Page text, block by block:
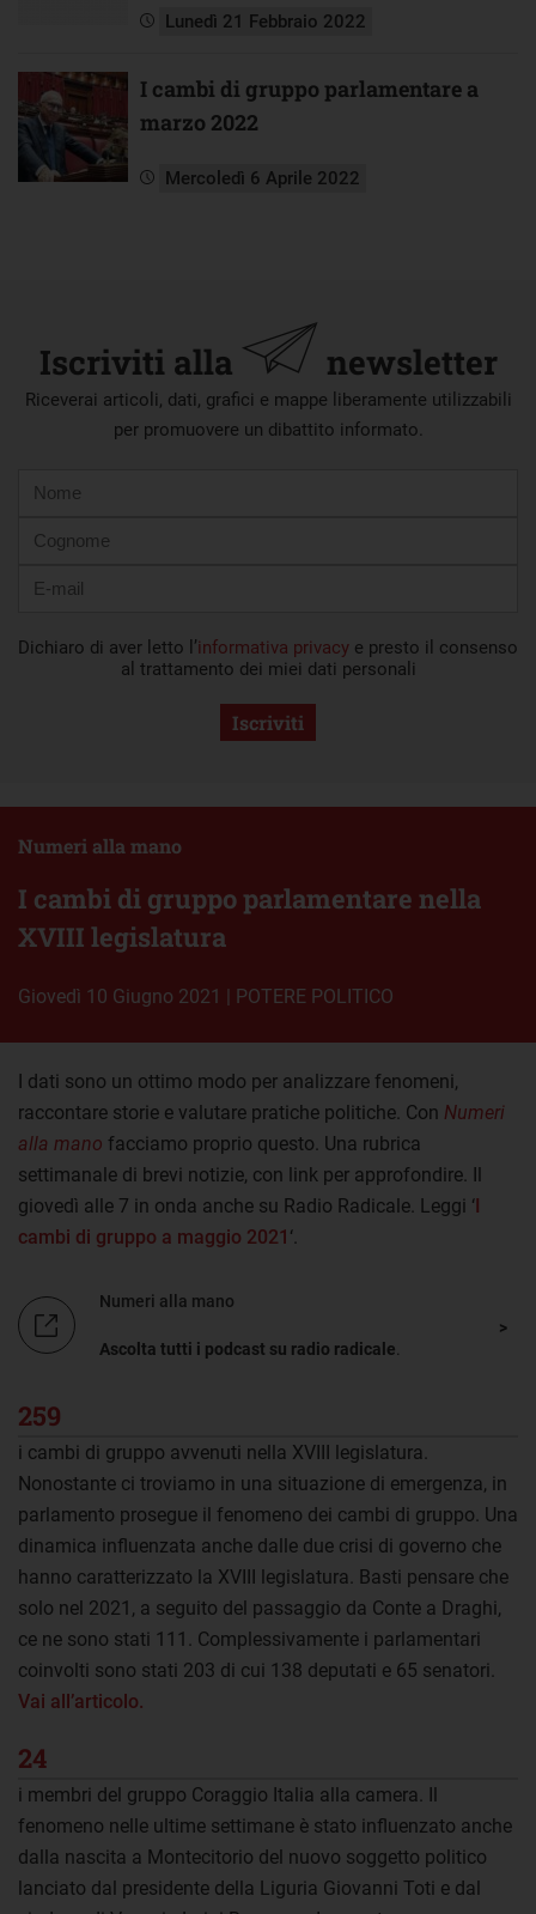
Lunedì 21 Febbraio 2022
I cambi di gruppo parlamentare a
marzo 2022
Mercoledì 6 Aprile 2022
Iscriviti alla newsletter
Riceverai articoli, dati, grafici e mappe liberamente utilizzabili
per promuovere un dibattito informato.
mail
Dichiaro di aver letto l’informativa privacy e presto il consenso
al trattamento dei miei dati personali
Iscriviti
I cambi di gruppo parlamentare nella
XVIII legislatura
Numeri alla mano
giovedì 10 Giugno 2021 | POTERE POLITICO
I dati sono un ottimo modo per analizzare fenomeni,
raccontare storie e valutare pratiche politiche. Con Numeri
alla mano facciamo proprio questo. Una rubrica
settimanale di brevi notizie, con link per approfondire. Il
giovedì alle 7 in onda anche su Radio Radicale. Leggi ‘I
cambi di gruppo a maggio 2021 ‘.
Numeri alla mano
Ascolta tutti i podcast su radio radicale
259
i cambi di gruppo avvenuti nella XVIII legislatura.
Nonostante ci troviamo in una situazione di emergenza, in
parlamento prosegue il fenomeno dei cambi di gruppo. Una
dinamica influenzata anche dalle due crisi di governo che
hanno caratterizzato la XVIII legislatura. Basti pensare che
solo nel 2021, a seguito del passaggio da Conte a Draghi,
ce ne sono stati 111. Complessivamente i parlamentari
coinvolti sono stati 203 di cui 138 deputati e 65 senatori.
Vai all’articolo.
24
i membri del gruppo Coraggio Italia alla camera. Il
fenomeno nelle ultime settimane è stato influenzato anche
dalla nascita a Montecitorio del nuovo soggetto politico
lanciato dal presidente della Liguria Giovanni Toti e dal